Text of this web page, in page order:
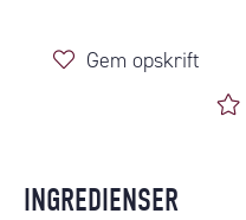
Gem opskrift
INGREDIENSER